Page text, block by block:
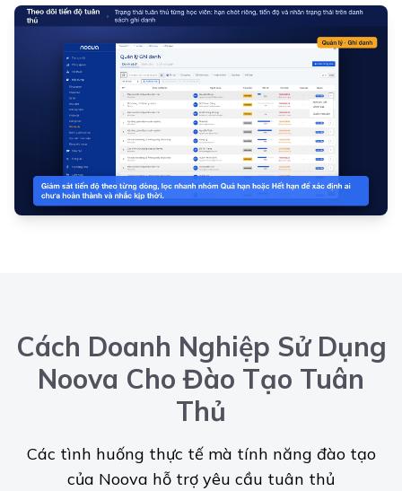
Cách Doanh Nghiệp Sử Dụng
Noova Cho Đào Tạo Tuân
Thủ
Các tình huống thực tế mà tính năng đào tạo
của Noova hỗ trợ yêu cầu tuân thủ